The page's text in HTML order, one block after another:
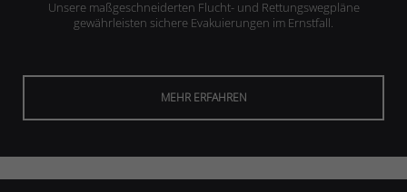
Unsere maßgeschneiderten Flucht- und Rettungswegpläne
gewährleisten sichere Evakuierungen im Ernstfall.
MEHR ERFAHREN